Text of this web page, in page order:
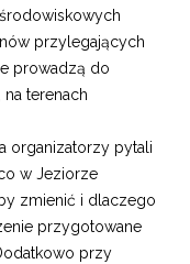
przylegających
prowadzą do
terenach
organizatorzy pytali
w Jeziorze
zmienić i dlaczego
przygotowane
przy